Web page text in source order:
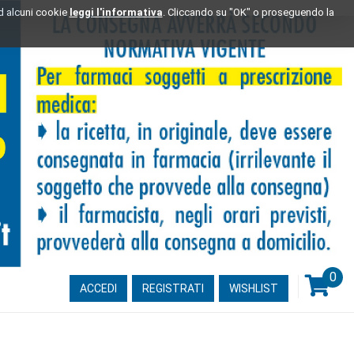
alcuni cookie leggi l'informativa. Cliccando su "OK" o proseguendo la
ACCEDI REGISTRATI WISHLIST
0